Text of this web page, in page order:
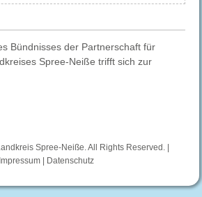
Bündnisses der Partnerschaft für
Spree-Neiße trifft sich zur
Spree-Neiße. All Rights Reserved. |
Impressum
Datenschutz